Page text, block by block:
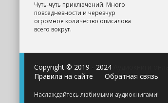
Чуть-чуть приключений. Много
повседневности и черезчур
огромное количество описалова
всего вокруг.
Copyright © 2019 - 2024
Правила на сайте
Обратная связь
Наслаждайтесь любимыми аудиокнигами!